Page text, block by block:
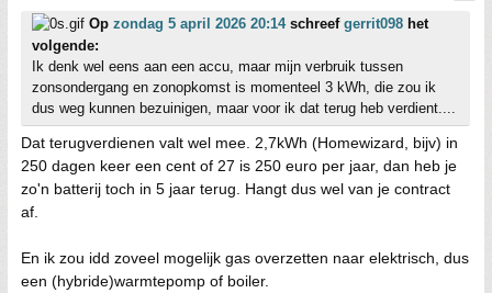
Op zondag 5 april 2026 20:14schreef gerrit098 het
volgende:
Ik denk wel eens aan een accu, maar mijn verbruik tussen
zonsondergang en zonopkomst is momenteel 3 kWh, die zou ik
dus weg kunnen bezuinigen, maar voor ik dat terug heb verdient....
Dat terugverdienen valt wel mee. 2,7kWh (Homewizard, bijv) in
250 dagen keer een cent of 27 is 250 euro per jaar, dan heb je
zo'n batterij toch in 5 jaar terug. Hangt dus wel van je contract
af.
En ik zou idd zoveel mogelijk gas overzetten naar elektrisch, dus
een (hybride)warmtepomp of boiler.